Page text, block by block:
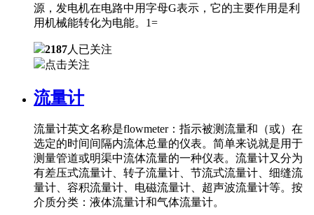
源，发电机在电路中用字母G表示，它的主要作用是利
用机械能转化为电能。1=
2187人已关注
点击关注
流量计
流量计英文名称是flowmeter：指示被测流量和（或）在
选定的时间间隔内流体总量的仪表。简单来说就是用于
测量管道或明渠中流体流量的一种仪表。流量计又分为
有差压式流量计、转子流量计、节流式流量计、细缝流
量计、容积流量计、电磁流量计、超声波流量计等。按
介质分类：液体流量计和气体流量计。